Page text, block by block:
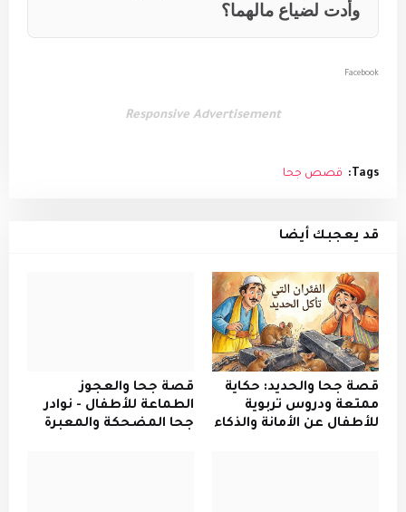
وأدت لضياع مالهما؟
Facebook
Responsive Advertisement
Tags: قصص جحا
قد يعجبك أيضا
قصة جحا والحديد: حكاية
ممتعة ودروس تربوية
للأطفال عن الأمانة والذكاء
قصة جحا والعجوز
الطماعة للأطفال - نوادر
جحا المضحكة والمعبرة